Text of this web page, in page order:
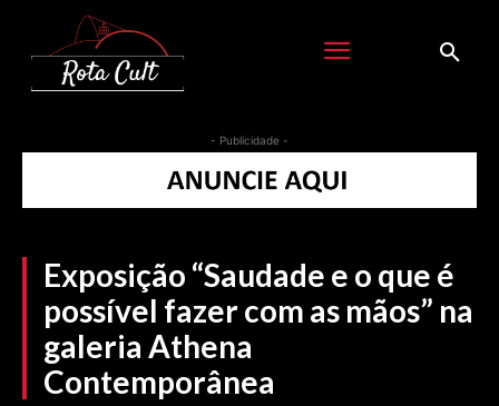
- Publicidade -
Exposição “Saudade e o que é
possível fazer com as mãos” na
galeria Athena
Contemporânea